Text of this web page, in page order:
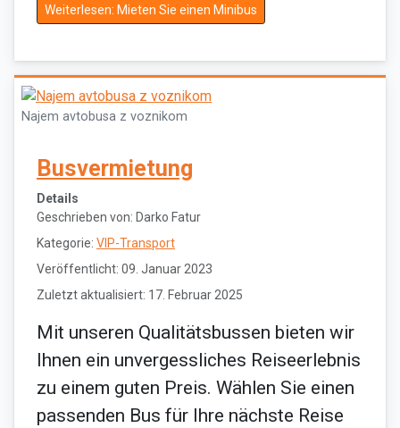
Weiterlesen: Mieten Sie einen Minibus
Najem avtobusa z voznikom
Busvermietung
Details
Geschrieben von: Darko Fatur
Kategorie: VIP-Transport
Veröffentlicht: 09. Januar 2023
Zuletzt aktualisiert: 17. Februar 2025
Mit unseren Qualitätsbussen bieten wir
Ihnen ein unvergessliches Reiseerlebnis
zu einem guten Preis. Wählen Sie einen
passenden Bus für Ihre nächste Reise